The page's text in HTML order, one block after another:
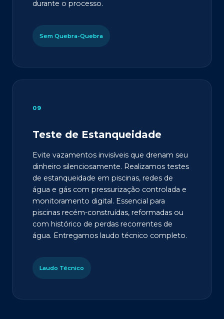
durante o processo.
Sem Quebra-Quebra
09
Teste de Estanqueidade
Evite vazamentos invisíveis que drenam seu
dinheiro silenciosamente. Realizamos testes
de estanqueidade em piscinas, redes de
água e gás com pressurização controlada e
monitoramento digital. Essencial para
piscinas recém-construídas, reformadas ou
com histórico de perdas recorrentes de
água. Entregamos laudo técnico completo.
Laudo Técnico